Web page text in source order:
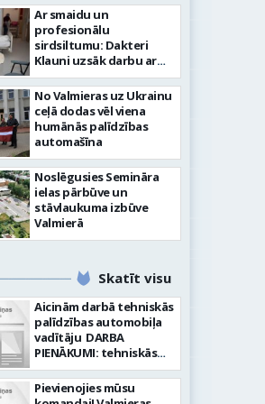
2026
Ar smaidu un
profesionālu
sirdsiltumu: Dakteri
Klauni uzsāk darbu ar
senioriem Vidzemes
slimnīcā
No Valmieras uz Ukrainu
ceļā dodas vēl viena
humānās palīdzības
automašīna
Noslēgusies Semināra
ielas pārbūve un
stāvlaukuma izbūve
Valmierā
Skatīt visu
Aicinām darbā tehniskās
palīdzības automobiļa
vadītāju DARBA
PIENĀKUMI: tehniskās
palīdzības sniegšana
transportlīdzekļu
evakuācija
Pievienojies mūsu